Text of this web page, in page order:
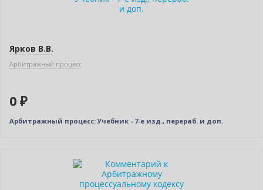
Ярков В.В.
Арбитражный процесс
0 ₽
Арбитражный процесс: Учебник - 7-е изд., перераб. и доп.